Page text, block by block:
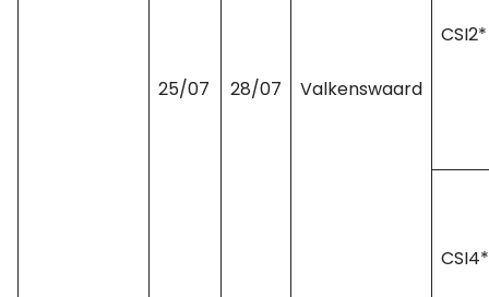
25/07 28/07 Valkenswaard
CSI2*
CSI4*